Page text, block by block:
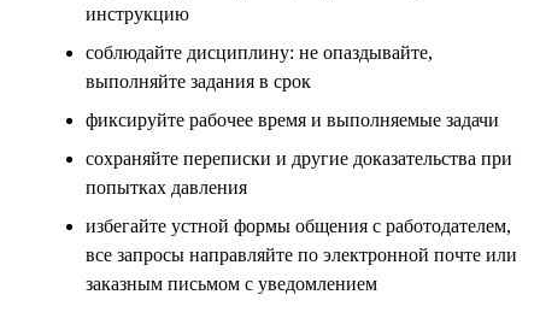
инструкцию
соблюдайте дисциплину: не опаздывайте,
выполняйте задания в срок
фиксируйте рабочее время и выполняемые задачи
сохраняйте переписки и другие доказательства при
попытках давления
избегайте устной формы общения с работодателем,
все запросы направляйте по электронной почте или
заказным письмом с уведомлением